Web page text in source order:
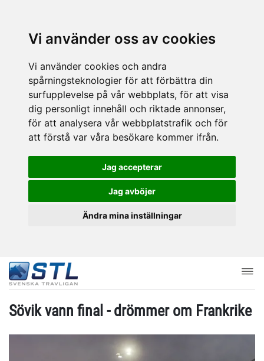
Vi använder oss av cookies
Vi använder cookies och andra
spårningsteknologier för att förbättra din
surfupplevelse på vår webbplats, för att visa
dig personligt innehåll och riktade annonser,
för att analysera vår webbplatstrafik och för
att förstå var våra besökare kommer ifrån.
Jag accepterar
Jag avböjer
Ändra mina inställningar
Sövik vann final - drömmer om Frankrike